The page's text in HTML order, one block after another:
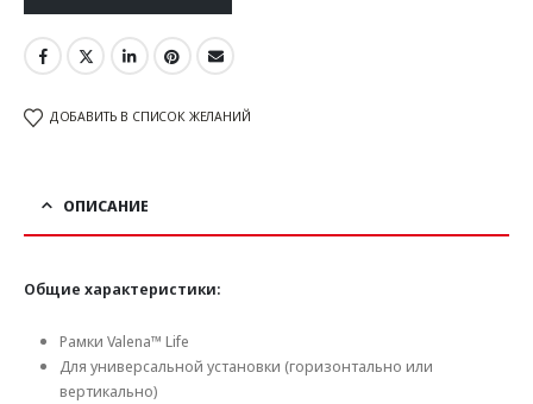
ДОБАВИТЬ В СПИСОК ЖЕЛАНИЙ
ОПИСАНИЕ
Общие характеристики:
Рамки Valena™ Life
Для универсальной установки (горизонтально или
вертикально)